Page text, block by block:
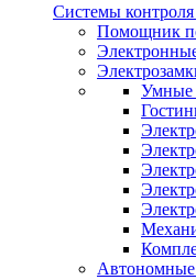
Системы контроля
Помощник
Умные
Автономные